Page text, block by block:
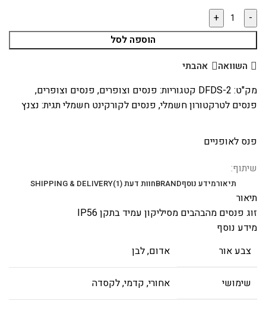
הוספה לסל
השוואה
אהבתי
מק"ט: DFDS-2 קטגוריות: פנסים וצופרים, פנסים וצופרים,
פנסים לטרקטורון חשמלי, פנסים לקורקינט חשמליתגית: נצנץ
פנס לאופניים
שיתוף:
תיאורמידע נוסףBRANDחוות דעת (1) SHIPPING & DELIVERY
תיאור
זוג פנסים מהבהבים מסיליקון עמיד בתקן IP56
מידע נוסף
צבע אור
אדום,לבן
שימושי אחורי, קדמי, לקסדה